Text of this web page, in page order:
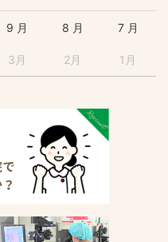
9 月 8 月 7 月
3月 2月 1月